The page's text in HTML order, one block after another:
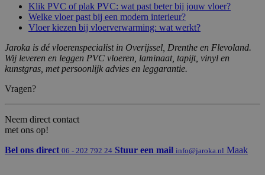
Klik PVC of plak PVC: wat past beter bij jouw vloer?
Welke vloer past bij een modern interieur?
Vloer kiezen bij vloerverwarming: wat werkt?
Jaroka is dé vloerenspecialist in Overijssel, Drenthe en Flevoland.
Wij leveren en leggen PVC vloeren, laminaat, tapijt, vinyl en
kunstgras, met persoonlijk advies en leggarantie.
Vragen?
Neem direct contact
met ons op!
Bel ons direct 06 - 202 792 24 Stuur een mail info@jaroka.nl Maak